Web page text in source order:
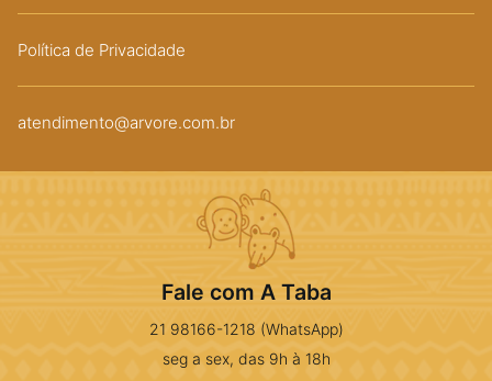
Política de Privacidade
atendimento@arvore.com.br
Fale com A Taba
21 98166-1218 (WhatsApp)
seg a sex, das 9h à 18h